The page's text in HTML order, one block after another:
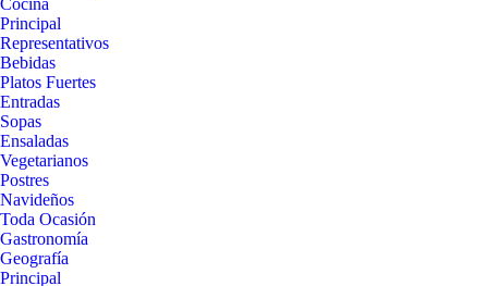
Cocina
Principal
Representativos
Bebidas
Platos Fuertes
Entradas
Sopas
Ensaladas
Vegetarianos
Postres
Navideños
Toda Ocasión
Gastronomía
Geografía
Principal